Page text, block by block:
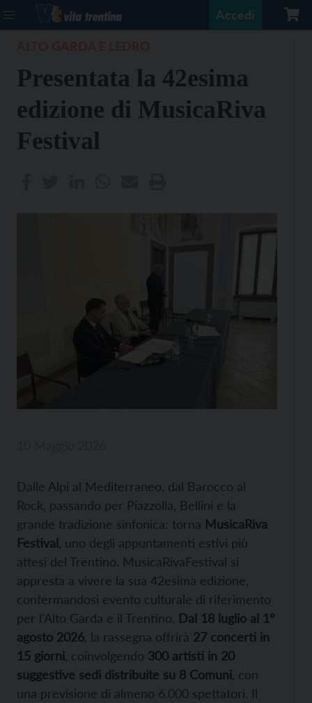
Accedi
Presentata la 42esima
edizione di MusicaRiva
Festival
Dalle Alpi al Mediterraneo, dal Barocco al
Rock, passando per Piazzolla, Bellini e la
grande tradizione sinfonica: torna MusicaRiva
Festival , uno degli appuntamenti estivi più
attesi del Trentino. MusicaRivaFestival si
appresta a vivere la sua 42esima edizione,
confermandosi evento culturale di riferimento
per l’Alto Garda e il Trentino. Dal 18 luglio al 1°
agosto 2026 , la rassegna offrirà 27 concerti in
15 giorni , coinvolgendo 300 artisti in 20
suggestive sedi distribuite su 8 Comuni , con
una previsione di almeno 6.000 spettatori. Il